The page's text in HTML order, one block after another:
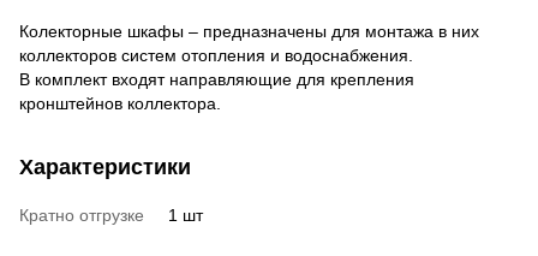
Колекторные шкафы – предназначены для монтажа в них
коллекторов систем отопления и водоснабжения.
В комплект входят направляющие для крепления
кронштейнов коллектора.
Характеристики
Кратно отгрузке 1 шт